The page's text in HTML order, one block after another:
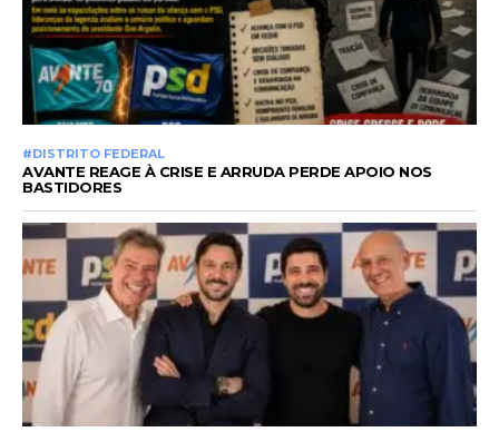
#DISTRITO FEDERAL
AVANTE REAGE À CRISE E ARRUDA PERDE APOIO NOS
BASTIDORES